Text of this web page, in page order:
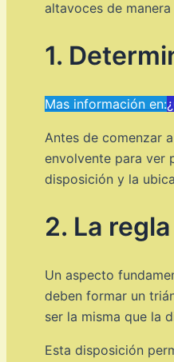
altavoces de
1.
Mas información en:
Antes de comenzar
envolvente para ver
disposición y la
2. La
Un aspecto
deben formar un
ser la misma que la
Esta disposición